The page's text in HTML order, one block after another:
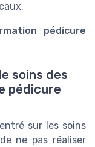
pédicure
soins des
pédicure
sur les soins
ne pas réaliser